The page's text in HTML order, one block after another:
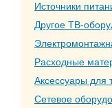
Источники
Другое ТВ-
Расходные
Аксессуары для
Сетевое